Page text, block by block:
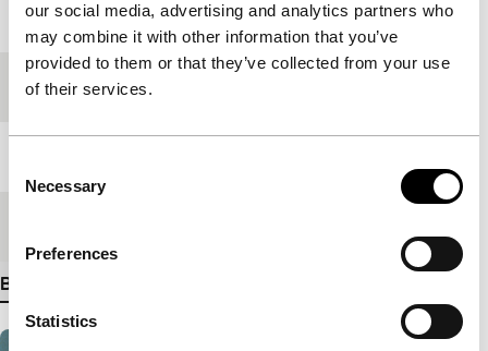
our social media, advertising and analytics partners who
may combine it with other information that you’ve
provided to them or that they’ve collected from your use
of their services.
Selection
Necessary
Preferences
Statistics
Jaar 2004
Festivaleditie
Bekijk meer details